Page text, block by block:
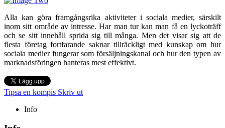
Alla kan göra framgångsrika aktiviteter i sociala medier, särskilt
inom sitt område av intresse. Har man tur kan man få en lyckoträff
och se sitt innehåll sprida sig till många. Men det visar sig att de
flesta företag fortfarande saknar tillräckligt med kunskap om hur
sociala medier fungerar som försäljningskanal och hur den typen av
marknadsföringen hanteras mest effektivt.
Tipsa en kompis Skriv ut
Info